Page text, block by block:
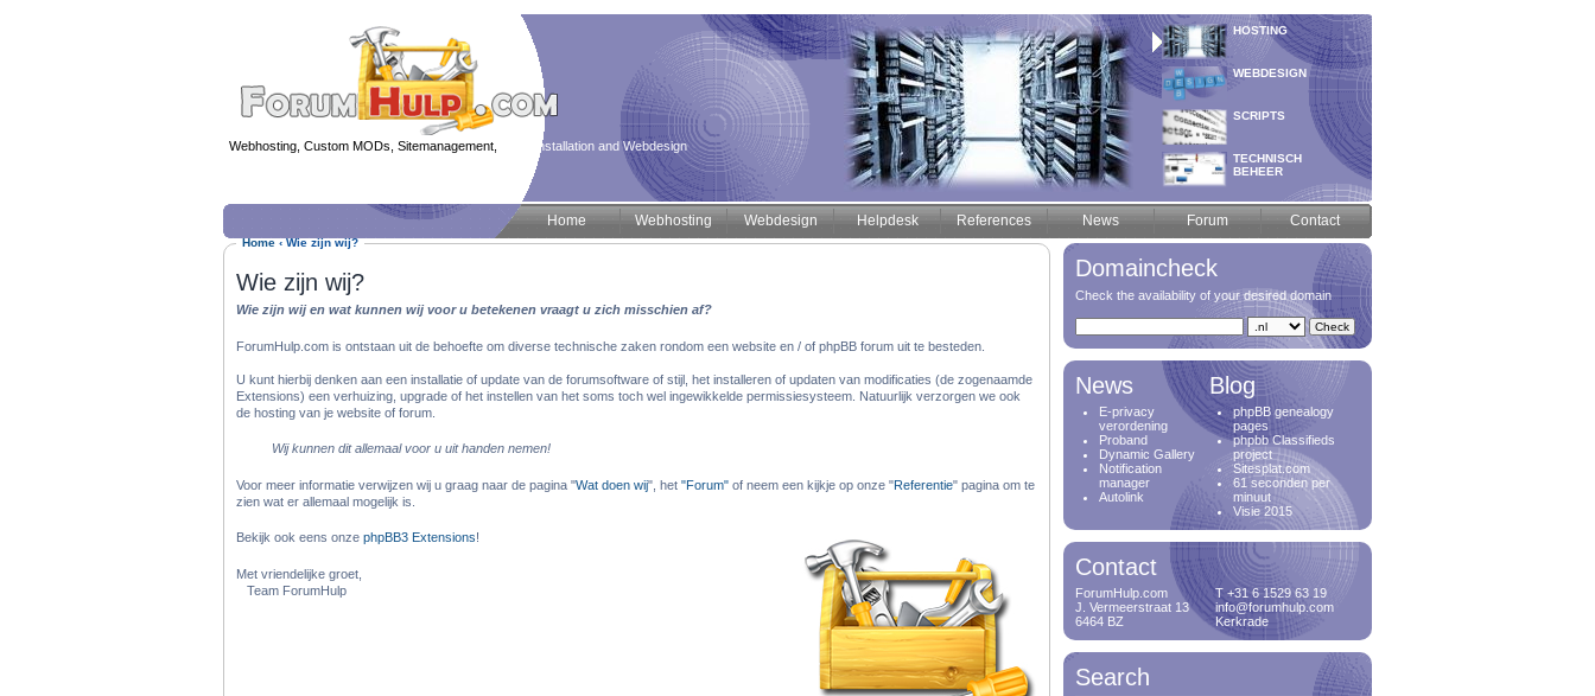
Webhosting, Custom MODs, Sitemanagement, MOD installation and Webdesign
HOSTING
WEBDESIGN
SCRIPTS
TECHNISCH
BEHEER
Home Webhosting Webdesign Helpdesk References News Forum Contact
Home ‹Wie zijn wij?
Wie zijn wij?
Wie zijn wij en wat kunnen wij voor u betekenen vraagt u zich misschien af?
ForumHulp.com is ontstaan uit de behoefte om diverse technische zaken rondom een website en / of phpBB forum uit te besteden.
U kunt hierbij denken aan een installatie of update van de forumsoftware of stijl, het installeren of updaten van modificaties (de zogenaamde
Extensions) een verhuizing, upgrade of het instellen van het soms toch wel ingewikkelde permissiesysteem. Natuurlijk verzorgen we ook
de hosting van je website of forum.
Wij kunnen dit allemaal voor u uit handen nemen!
Voor meer informatie verwijzen wij u graag naar de pagina "Wat doen wij", het "Forum" of neem een kijkje op onze "Referentie" pagina om te
zien wat er allemaal mogelijk is.
Bekijk ook eens onze phpBB3 Extensions!
Met vriendelijke groet,
Team ForumHulp
Domaincheck
Check the availability of your desired domain
News
E-privacy
verordening
Proband
Dynamic Gallery
Notification
manager
Autolink
Blog
phpBB genealogy
pages
phpbb Classifieds
project
Sitesplat.com
61 seconden per
minuut
Visie 2015
Contact
ForumHulp.com
T +31 6 1529 63 19
J. Vermeerstraat 13
info@forumhulp.com
6464 BZ
Kerkrade
Search